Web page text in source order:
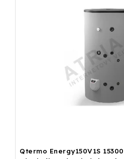
Qtermo Energy150V1S